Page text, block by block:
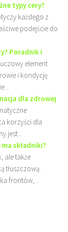
typy cery?
każdego z
podejście do
Poradnik i
element
i kondycję
dla zdrowej
korzyści dla
jest...
składniki?
ale także
tłuszczową.
frontów,...